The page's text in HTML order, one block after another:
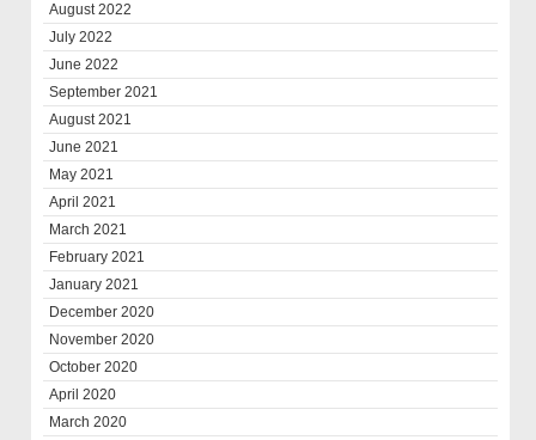
August 2022
July 2022
June 2022
September 2021
August 2021
June 2021
May 2021
April 2021
March 2021
February 2021
January 2021
December 2020
November 2020
October 2020
April 2020
March 2020